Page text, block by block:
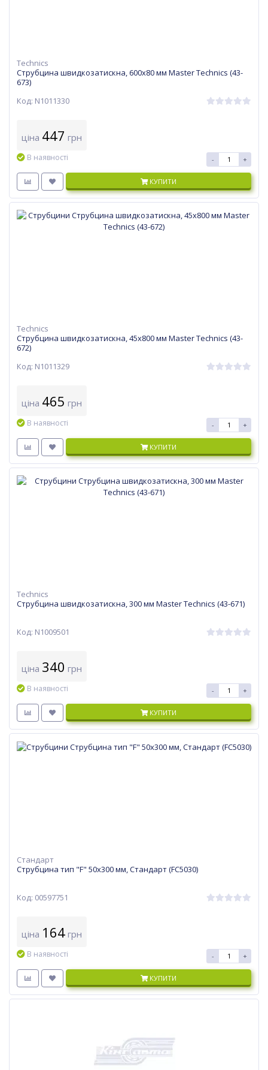
Technics
Струбцина швидкозатискна, 600х80 мм Master Technics (43-
673)
Код: N1011330
ціна 447 грн
В наявності - +
КУПИТИ
Technics
Струбцина швидкозатискна, 45х800 мм Master Technics (43-
672)
Код: N1011329
ціна 465 грн
В наявності - +
КУПИТИ
Technics
Струбцина швидкозатискна, 300 мм Master Technics (43-671)
Код: N1009501
ціна 340 грн
В наявності - +
КУПИТИ
Стандарт
Струбцина тип "F" 50х300 мм, Стандарт (FC5030)
Код: 00597751
ціна 164 грн
В наявності - +
КУПИТИ